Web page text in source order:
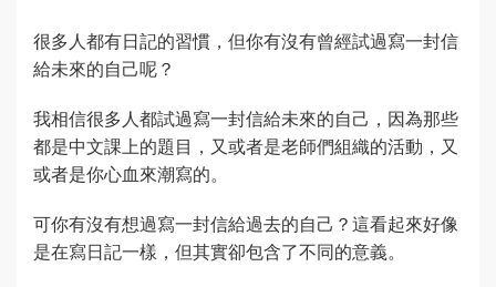
很多人都有日記的習慣，但你有沒有曾經試過寫一封信
給未來的自己呢？
我相信很多人都試過寫一封信給未來的自己，因為那些
都是中文課上的題目，又或者是老師們組織的活動，又
或者是你心血來潮寫的。
可你有沒有想過寫一封信給過去的自己？這看起來好像
是在寫日記一樣，但其實卻包含了不同的意義。